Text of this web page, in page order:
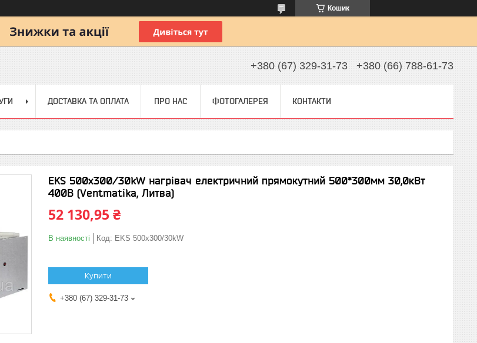
Кошик
+380 (67) 329-31-73 +380 (66) 788-61-73
ДОСТАВКА ТА ОПЛАТА ПРО НАС ФОТОГАЛЕРЕЯ КОНТАКТИ
EKS 500x300/30kW нагрівач електричний прямокутний 500*300мм 30,0кВт
400В (Ventmatika, Литва)
52 130,95 ₴
В наявності Код: EKS 500x300/30kW
Купити
+380 (67) 329-31-73